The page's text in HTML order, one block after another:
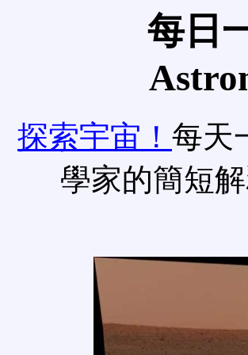
每日
探索宇宙！ 每天
學家的簡短